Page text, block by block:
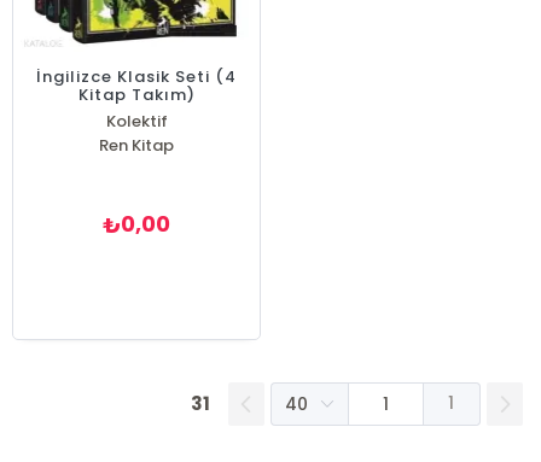
İngilizce Klasik Seti (4
Kitap Takım)
Kolektif
Ren Kitap
₺0,00
31 1